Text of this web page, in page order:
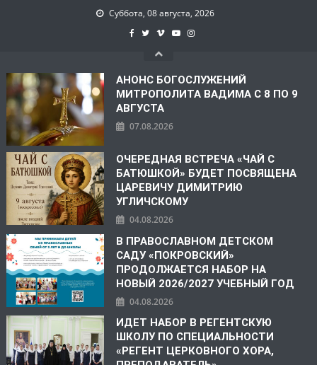
Суббота, 08 августа, 2026
АНОНС БОГОСЛУЖЕНИЙ
МИТРОПОЛИТА ВАДИМА С 8 ПО 9
АВГУСТА
07.08.2026
ОЧЕРЕДНАЯ ВСТРЕЧА «ЧАЙ С
БАТЮШКОЙ» БУДЕТ ПОСВЯЩЕНА
ЦАРЕВИЧУ ДИМИТРИЮ
УГЛИЧСКОМУ
04.08.2026
В ПРАВОСЛАВНОМ ДЕТСКОМ
САДУ «ПОКРОВСКИЙ»
ПРОДОЛЖАЕТСЯ НАБОР НА
НОВЫЙ 2026/2027 УЧЕБНЫЙ ГОД
04.08.2026
ИДЕТ НАБОР В РЕГЕНТСКУЮ
ШКОЛУ ПО СПЕЦИАЛЬНОСТИ
«РЕГЕНТ ЦЕРКОВНОГО ХОРА,